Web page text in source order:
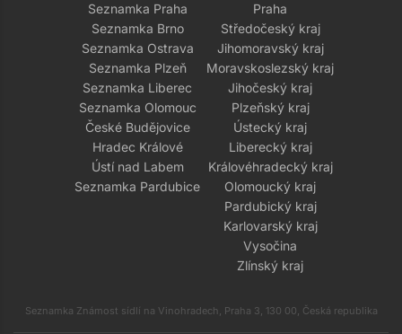
Seznamka Praha
Seznamka Brno
Seznamka Ostrava
Seznamka Plzeň
Seznamka Liberec
Seznamka Olomouc
České Budějovice
Hradec Králové
Ústí nad Labem
Seznamka Pardubice
Praha
Středočeský kraj
Jihomoravský kraj
Moravskoslezský kraj
Jihočeský kraj
Plzeňský kraj
Ústecký kraj
Liberecký kraj
Královéhradecký kraj
Olomoucký kraj
Pardubický kraj
Karlovarský kraj
Vysočina
Zlínský kraj
Seznamka Známost sídlí na Vinohradech, Praha 3, 130 00, Česká republika